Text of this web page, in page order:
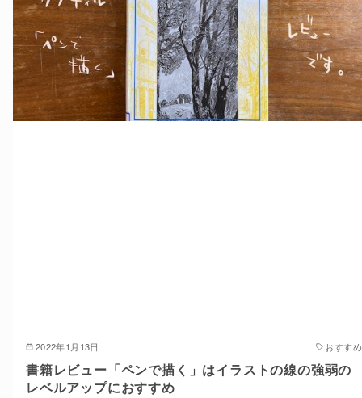
2022年1月13日 おすすめ
書籍レビュー「ペンで描く」はイラストの線の強弱の
レベルアップにおすすめ